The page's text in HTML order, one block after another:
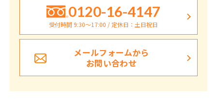
0120-16-4147
受付時間 9:30〜17:00 / 定休日：土日祝日
メールフォームから
お問い合わせ